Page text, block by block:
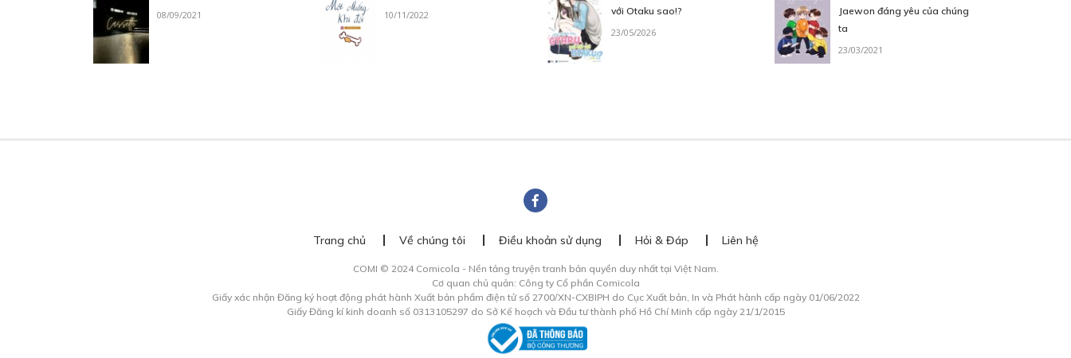
08/09/2021
10/11/2022
với Otaku sao!?
23/05/2026
Jaewon đáng yêu của chúng
ta
23/03/2021
Trang chủ Về chúng tôi Điều khoản sử dụng Hỏi & Đáp Liên hệ
COMI © 2024 Comicola - Nền tảng truyện tranh bản quyền duy nhất tại Việt Nam.
Cơ quan chủ quản: Công ty Cổ phần Comicola
Giấy xác nhận Đăng ký hoạt động phát hành Xuất bản phẩm điện tử số 2700/XN-CXBIPH do Cục Xuất bản, In và Phát hành cấp ngày 01/06/2022
Giấy Đăng kí kinh doanh số 0313105297 do Sở Kế hoạch và Đầu tư thành phố Hồ Chí Minh cấp ngày 21/1/2015